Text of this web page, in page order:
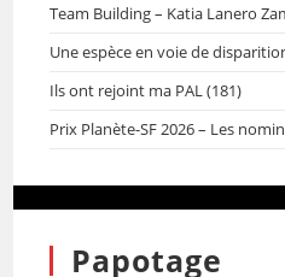
Team Building – Katia Lanero
Une espèce en voie de
Ils ont rejoint ma PAL (181)
Prix Planète-SF 2026 – Les
Papotage